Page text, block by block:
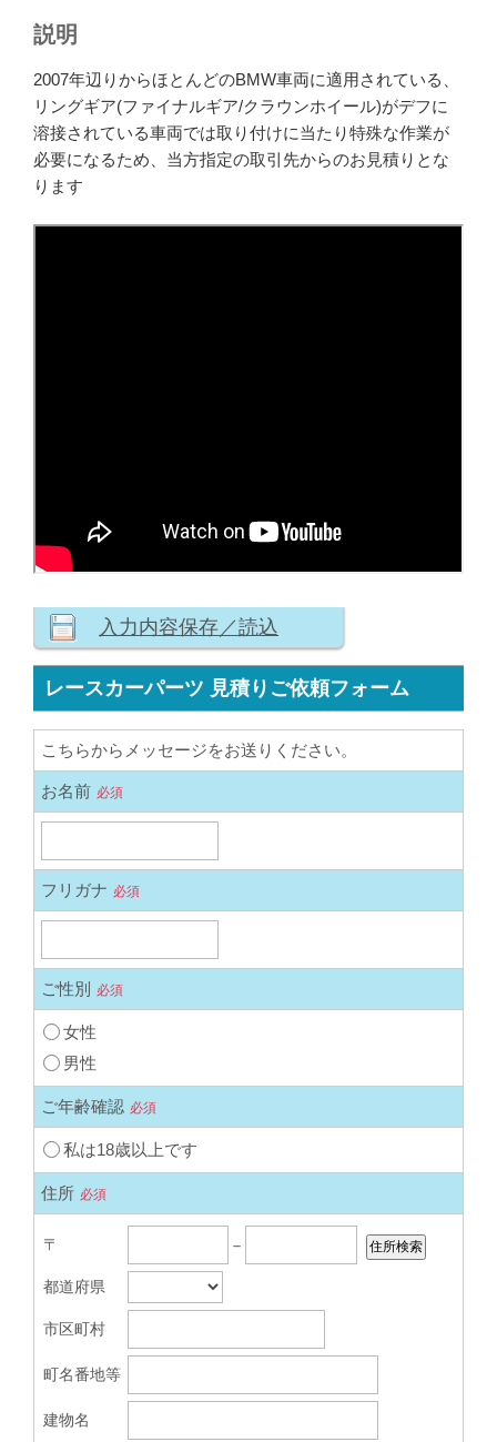
説明
2007年辺りからほとんどのBMW車両に適用されている、
リングギア(ファイナルギア/クラウンホイール)がデフに
溶接されている車両では取り付けに当たり特殊な作業が
必要になるため、当方指定の取引先からのお見積りとな
ります